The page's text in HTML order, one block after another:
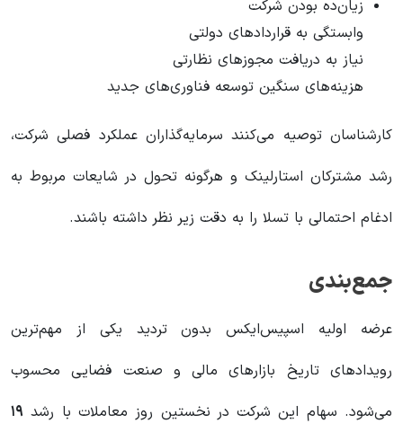
زیان‌ده بودن شرکت
وابستگی به قراردادهای دولتی
نیاز به دریافت مجوزهای نظارتی
هزینه‌های سنگین توسعه فناوری‌های جدید
کارشناسان توصیه می‌کنند سرمایه‌گذاران عملکرد فصلی شرکت،
رشد مشترکان استارلینک و هرگونه تحول در شایعات مربوط به
ادغام احتمالی با تسلا را به دقت زیر نظر داشته باشند.
جمع‌بندی
عرضه اولیه اسپیس‌ایکس بدون تردید یکی از مهم‌ترین
رویدادهای تاریخ بازارهای مالی و صنعت فضایی محسوب
می‌شود. سهام این شرکت در نخستین روز معاملات با رشد ۱۹